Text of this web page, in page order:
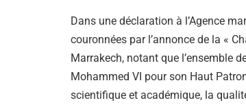
Dans une déclaration à l’Agence
couronnées par l’annonce de la «
Marrakech, notant que l’ensemble
Mohammed VI pour son Haut
scientifique et académique, la